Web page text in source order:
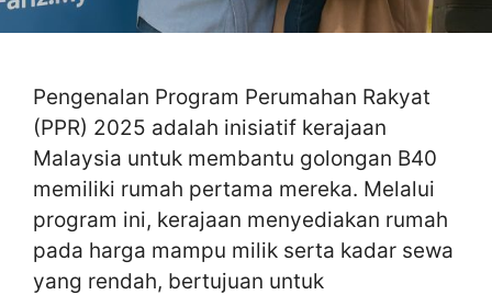
Pengenalan Program Perumahan Rakyat
(PPR) 2025 adalah inisiatif kerajaan
Malaysia untuk membantu golongan B40
memiliki rumah pertama mereka. Melalui
program ini, kerajaan menyediakan rumah
pada harga mampu milik serta kadar sewa
yang rendah, bertujuan untuk